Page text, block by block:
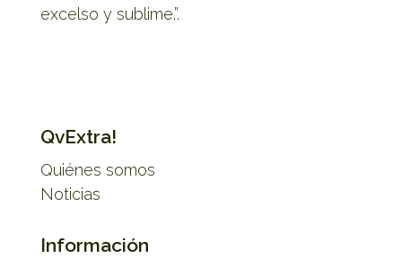
excelso y sublime.”.
QvExtra!
Quiénes somos
Noticias
Información